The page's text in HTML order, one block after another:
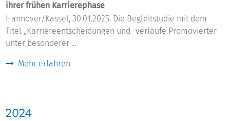
ihrer frühen Karrierephase
Hannover/Kassel, 30.01.2025. Die Begleitstudie mit dem
Titel „Karriereentscheidungen und -verläufe Promovierter
unter besonderer ...
Mehr erfahren
2024